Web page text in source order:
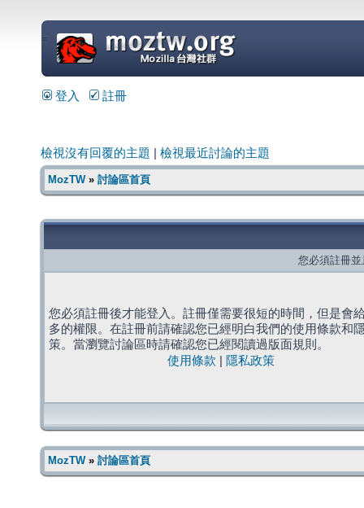
=
登入 註冊
檢視沒有回覆的主題 檢視最近討論的主題
MozTW» 討論區首頁
您必須註冊
您必須註冊後才能登入。註冊僅需要很短的時間，但是會
多的權限。在註冊前請確認您已經明白我們的使用條款和
策。當瀏覽討論區時請確認您已經閱讀過版面規則。
使用條款
隱私政策
MozTW» 討論區首頁